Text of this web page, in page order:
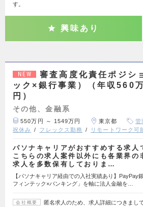
す。
興味あり
NEW
審査高度化責任ポジシ
ック×銀行事業）（年収560
円）
その他、金融系
550万円 ～ 1549万円 東京都 管
祝休み
フレックス勤務 リモートワーク可
パソナキャリアがおすすめする求人
こちらの求人案件以外にも各業界の
求人を多数保有しておりま…
【パソナキャリア経由での入社実績あり】PayPay
フィンテック×バンキング」を軸に法人金融を…
会社概要
匿名求人のため、求人詳細につきまし